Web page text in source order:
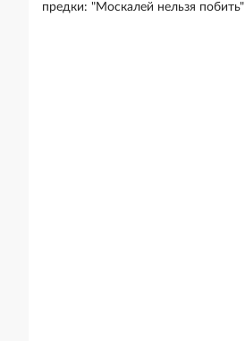
предки: "Москалей нельзя побить"